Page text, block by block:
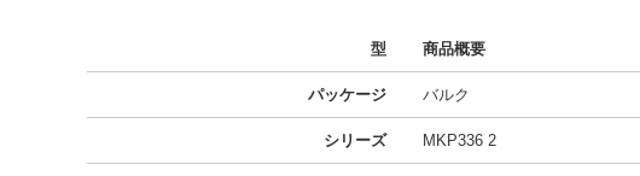
型 商品概要
パッケージ バルク
シリーズ MKP336 2